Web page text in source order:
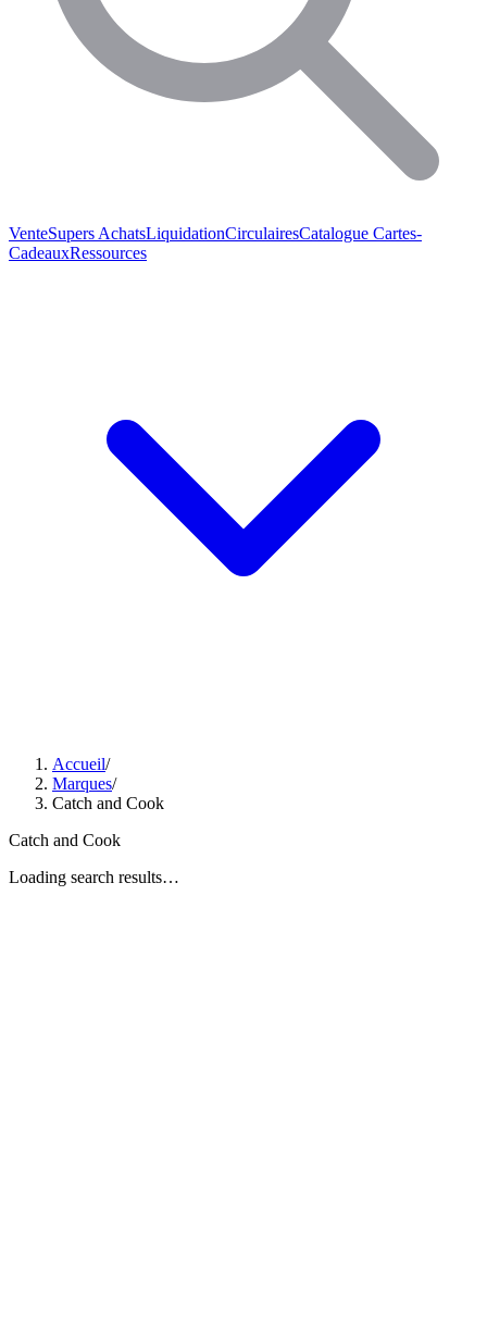
VenteSupers AchatsLiquidationCirculairesCatalogue Cartes-
CadeauxRessources
Accueil/
Marques/
Catch and Cook
Catch and Cook
Loading search results…